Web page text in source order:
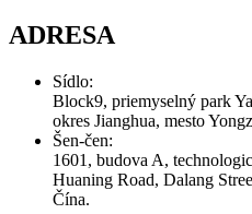
ADRESA
Sídlo:
Block9, priemyselný park
okres Jianghua, mesto
Šen-čen:
1601, budova A,
Huaning Road, Dalang
Čína.